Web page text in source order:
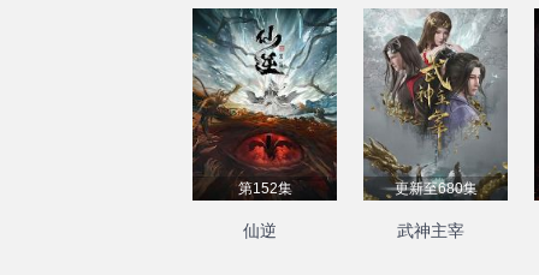
第152集
仙逆
更新至680集
武神主宰